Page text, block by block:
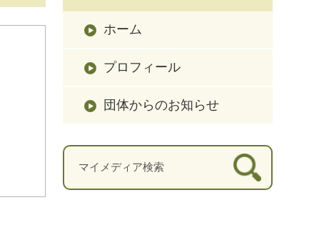
ホーム
プロフィール
団体からのお知らせ